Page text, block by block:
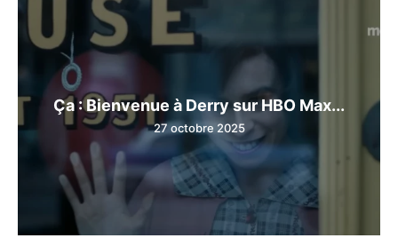
Ça : Bienvenue à Derry sur HBO Max...
27 octobre 2025